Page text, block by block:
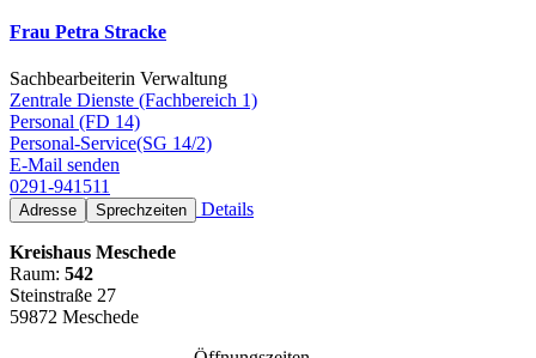
Frau Petra Stracke
Sachbearbeiterin Verwaltung
Zentrale Dienste (Fachbereich 1)
Personal (FD 14)
Personal-Service(SG 14/2)
E-Mail senden
0291-941511
Adresse Sprechzeiten Details
Kreishaus Meschede
Raum: 542
Steinstraße 27
59872 Meschede